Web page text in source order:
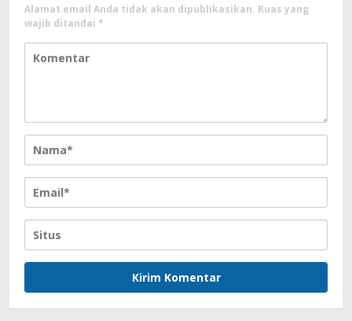
Alamat email Anda tidak akan dipublikasikan. Ruas yang
wajib ditandai *